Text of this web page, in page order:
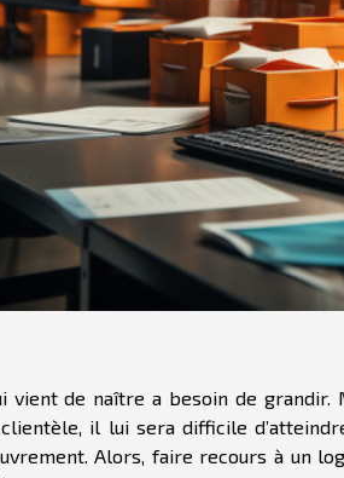
vient de naître a besoin de grandir.
il lui sera difficile
Alors, faire recours à un